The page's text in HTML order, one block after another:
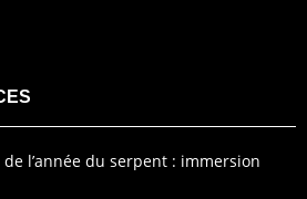
de l’année du serpent : immersion